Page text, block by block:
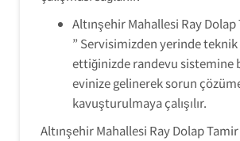
Altınşehir Mahallesi Ray Dolap
” Servisimizden yerinde
ettiğinizde randevu sistemine
evinize gelinerek sorun
kavuşturulmaya çalışılır.
Altınşehir Mahallesi Ray Dolap Tamir